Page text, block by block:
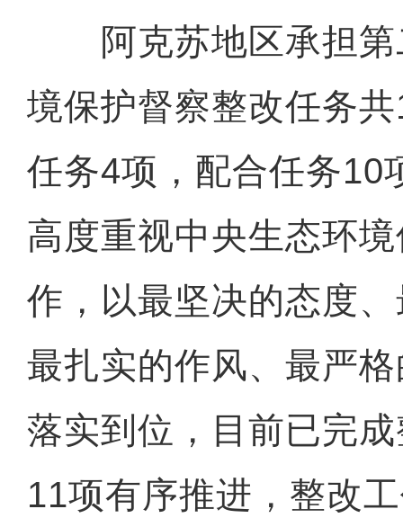
阿克苏地区承担第
境保护督察整改任务
任务4项，配合任务10
高度重视中央生态环
作，以最坚决的态度
最扎实的作风、最严
落实到位，目前已完
11项有序推进，整改